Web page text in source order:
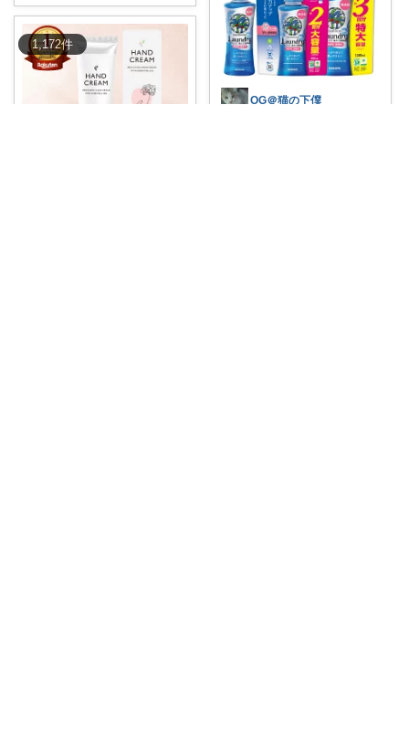
1,172件
OG＠猫の下僕